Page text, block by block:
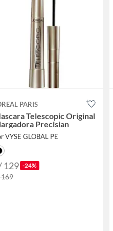
PARIS
Telescopic Original
Precisian
VYSE GLOBAL PE
129 -24%
169